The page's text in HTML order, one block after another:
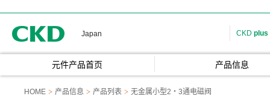
Japan CKD plus
元件产品首页 产品信息
HOME 产品信息 产品列表 无金属小型2・3通电磁阀